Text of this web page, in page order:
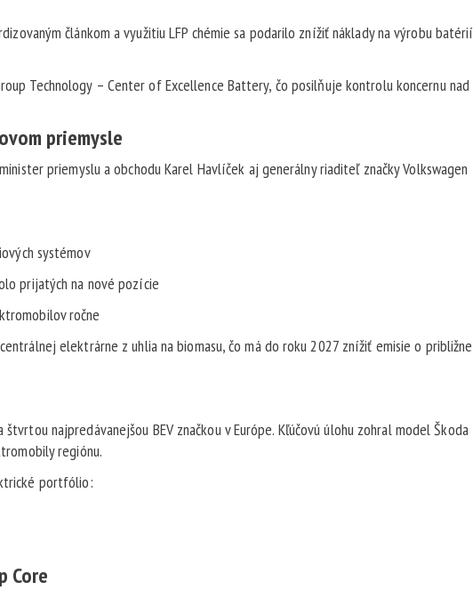
článkom a využitiu LFP chémie sa podarilo znížiť náklady na výrobu batérií
Technology – Center of Excellence Battery, čo posilňuje kontrolu koncernu nad
priemysle
priemyslu a obchodu Karel Havlíček aj generálny riaditeľ značky Volkswagen
systémov
prijatých na nové pozície
ročne
elektrárne z uhlia na biomasu, čo má do roku 2027 znížiť emisie o približne
najpredávanejšou BEV značkou v Európe. Kľúčovú úlohu zohral model Škoda
regiónu.
portfólio:
Core